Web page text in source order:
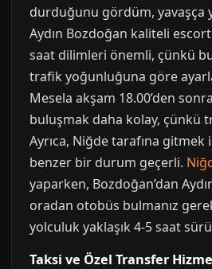
durduğunu gördüm, yavaşça
Aydın Bozdoğan kaliteli
saat dilimleri önemli, çünkü
trafik yoğunluğuna göre
Mesela akşam 18.00’den
buluşmak daha kolay, çünkü
Ayrıca, Niğde tarafına
benzer bir durum geçerli.
yaparken, Bozdoğan’dan
oradan otobüs bulmanız
yolculuk yaklaşık 4-5 saat
Taksi ve Özel Transfer